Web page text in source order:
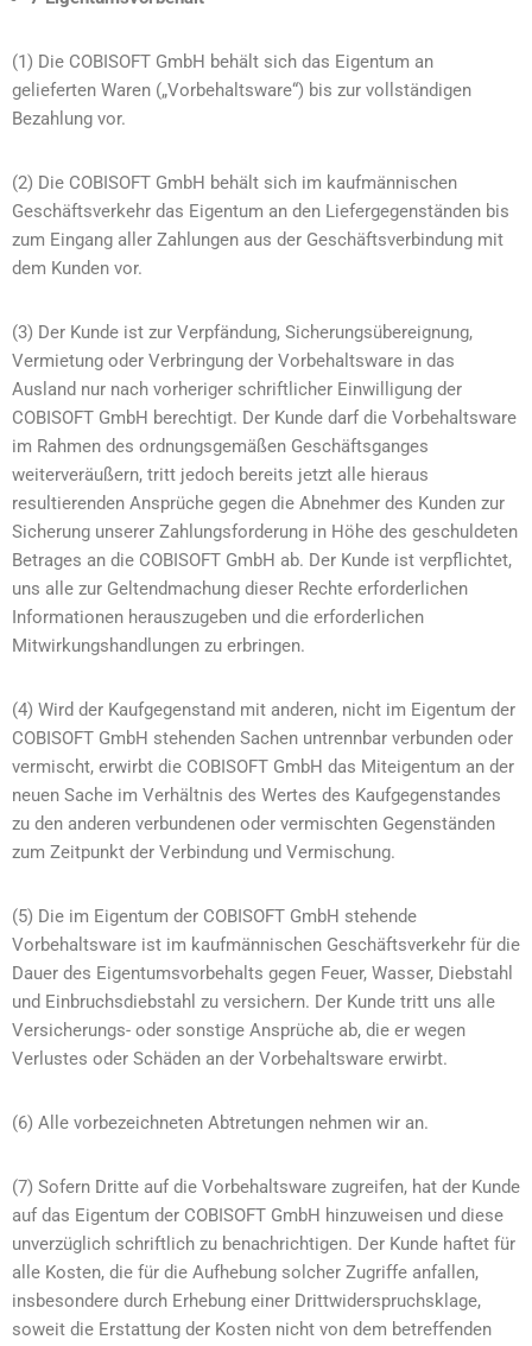
(1) Die COBISOFT GmbH behält sich das Eigentum an
gelieferten Waren („Vorbehaltsware“) bis zur vollständigen
Bezahlung vor.
(2) Die COBISOFT GmbH behält sich im kaufmännischen
Geschäftsverkehr das Eigentum an den Liefergegenständen bis
zum Eingang aller Zahlungen aus der Geschäftsverbindung mit
dem Kunden vor.
(3) Der Kunde ist zur Verpfändung, Sicherungsübereignung,
Vermietung oder Verbringung der Vorbehaltsware in das
Ausland nur nach vorheriger schriftlicher Einwilligung der
COBISOFT GmbH berechtigt. Der Kunde darf die Vorbehaltsware
im Rahmen des ordnungsgemäßen Geschäftsganges
weiterveräußern, tritt jedoch bereits jetzt alle hieraus
resultierenden Ansprüche gegen die Abnehmer des Kunden zur
Sicherung unserer Zahlungsforderung in Höhe des geschuldeten
Betrages an die COBISOFT GmbH ab. Der Kunde ist verpflichtet,
uns alle zur Geltendmachung dieser Rechte erforderlichen
Informationen herauszugeben und die erforderlichen
Mitwirkungshandlungen zu erbringen.
(4) Wird der Kaufgegenstand mit anderen, nicht im Eigentum der
COBISOFT GmbH stehenden Sachen untrennbar verbunden oder
vermischt, erwirbt die COBISOFT GmbH das Miteigentum an der
neuen Sache im Verhältnis des Wertes des Kaufgegenstandes
zu den anderen verbundenen oder vermischten Gegenständen
zum Zeitpunkt der Verbindung und Vermischung.
(5) Die im Eigentum der COBISOFT GmbH stehende
Vorbehaltsware ist im kaufmännischen Geschäftsverkehr für die
Dauer des Eigentumsvorbehalts gegen Feuer, Wasser, Diebstahl
und Einbruchsdiebstahl zu versichern. Der Kunde tritt uns alle
Versicherungs- oder sonstige Ansprüche ab, die er wegen
Verlustes oder Schäden an der Vorbehaltsware erwirbt.
(6) Alle vorbezeichneten Abtretungen nehmen wir an.
(7) Sofern Dritte auf die Vorbehaltsware zugreifen, hat der Kunde
auf das Eigentum der COBISOFT GmbH hinzuweisen und diese
unverzüglich schriftlich zu benachrichtigen. Der Kunde haftet für
alle Kosten, die für die Aufhebung solcher Zugriffe anfallen,
insbesondere durch Erhebung einer Drittwiderspruchsklage,
soweit die Erstattung der Kosten nicht von dem betreffenden